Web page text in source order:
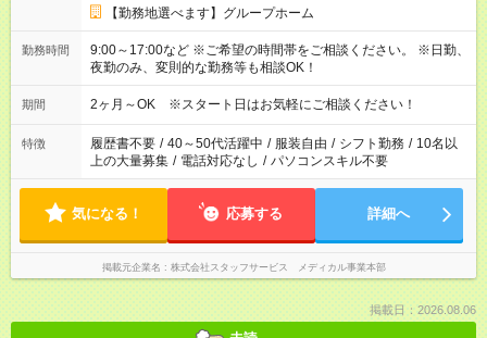
【勤務地選べます】グループホーム
勤務時間
9:00～17:00など ※ご希望の時間帯をご相談ください。 ※日勤、
夜勤のみ、変則的な勤務等も相談OK！
期間 2ヶ月～OK ※スタート日はお気軽にご相談ください！
特徴 履歴書不要 / 40～50代活躍中 / 服装自由 / シフト勤務 / 10名以
上の大量募集 / 電話対応なし / パソコンスキル不要
気になる！ 応募する 詳細へ
掲載元企業名 株式会社スタッフサービス メディカル事業本部
掲載日：2026.08.06